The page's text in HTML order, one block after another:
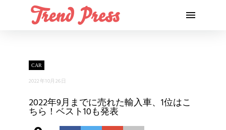
CAR
2022年10月26日
2022年9月までに売れた輸入車、1位はこ
ちら！ベスト10も発表